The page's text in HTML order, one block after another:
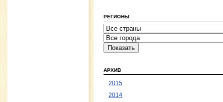
РЕГИОНЫ
АРХИВ
2015
2014